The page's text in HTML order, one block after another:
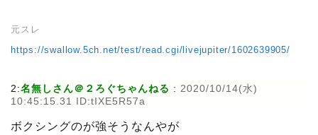
元スレ
https://swallow.5ch.net/test/read.cgi/livejupiter/1602639905/
2:名無しさん＠２ろぐちゃんねる : 2020/10/14(水)
10:45:15.31 ID:tIXE5R57a
ボクシングのが強そうなんやが